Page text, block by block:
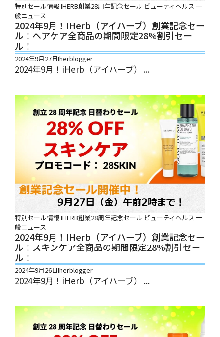
特別セール情報IHERB創業28周年記念セール ビューティヘルス 一
般ニュース
2024年9月！iHerb（アイハーブ）創業記念セー
ル！ヘアケア全商品の期間限定28%割引セー
ル！
2024年9月27日Iherblogger
2024年9月！iHerb（アイハーブ） ...
特別セール情報IHERB創業28周年記念セール ビューティヘルス 一
般ニュース
2024年9月！iHerb（アイハーブ）創業記念セー
ル！スキンケア全商品の期間限定28%割引セー
ル！
2024年9月26日Iherblogger
2024年9月！iHerb（アイハーブ） ...